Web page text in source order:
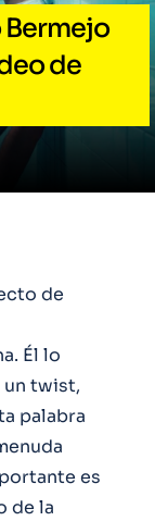
Bermejo
de
de
Él lo
un twist,
palabra
es
de la